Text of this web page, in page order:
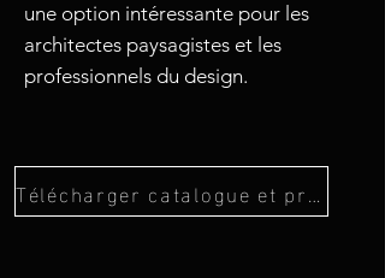
une option intéressante pour les
architectes paysagistes et les
professionnels du design.
Télécharger catalogue et prix Ecosmart Fire